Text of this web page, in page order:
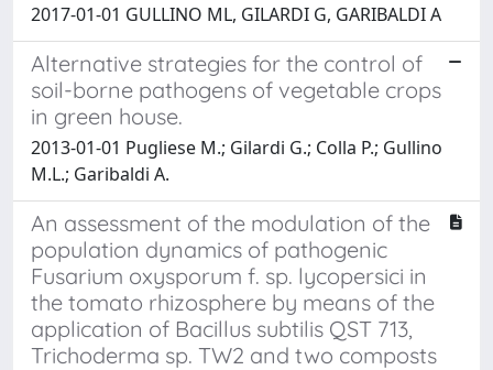
2017-01-01 GULLINO ML, GILARDI G, GARIBALDI A
Alternative strategies for the control of
soil-borne pathogens of vegetable crops
in green house.
2013-01-01 Pugliese M.; Gilardi G.; Colla P.; Gullino
M.L.; Garibaldi A.
An assessment of the modulation of the
population dynamics of pathogenic
Fusarium oxysporum f. sp. lycopersici in
the tomato rhizosphere by means of the
application of Bacillus subtilis QST 713,
Trichoderma sp. TW2 and two composts